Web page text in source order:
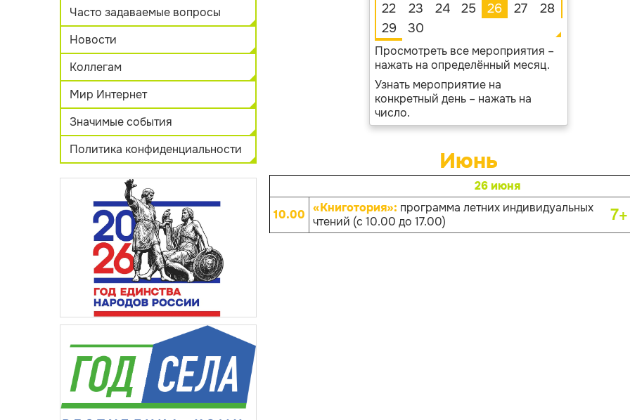
Часто задаваемые вопросы
Новости
Коллегам
Мир Интернет
Значимые события
Политика конфиденциальности
22
23 24 25 26 27
28
29
30
Просмотреть все мероприятия –
нажать на определённый месяц.
Узнать мероприятие на
конкретный день – нажать на
число.
Июнь
26 июня
10.00 «Книготория»: программа летних индивидуальных
чтений (с 10.00 до 17.00)
7+